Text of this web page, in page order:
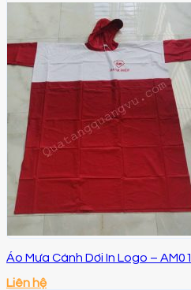
Áo Mưa Cánh Dơi In Logo – AM01
Liên hệ